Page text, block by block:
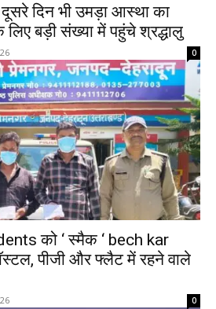
दिन भी उमड़ा आस्था का
बड़ी संख्या में पहुंचे श्रद्धालु
0
को ‘ स्मैक ‘ bech kar
पीजी और फ्लैट में रहने वाले
0